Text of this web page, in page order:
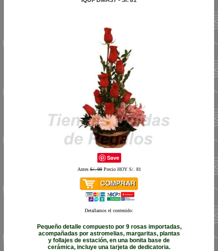
Save
AntesS/. 99Precio HOY S/. 81
Detallamos el contenido:
Pequeño detalle compuesto por 9 rosas importadas,
acompañadas por astromelias, margaritas, plantas
y follajes de estación, en una bonita base de
cerámica, incluye una tarjeta de dedicatoria.